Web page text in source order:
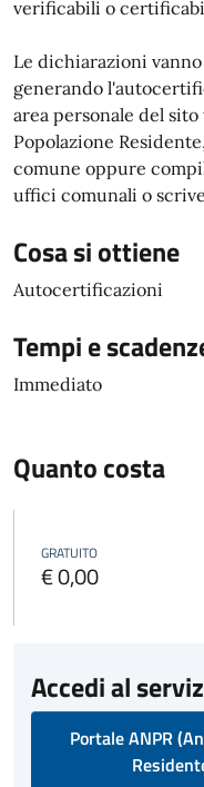
verificabili o
Le dichiarazioni
generando
area personale del sito
Popolazione
comune oppure
uffici comunali o
Cosa si ottiene
Autocertificazioni
Tempi e
Immediato
Quanto costa
GRATUITO
€ 0,00
Accedi al
Portale ANPR